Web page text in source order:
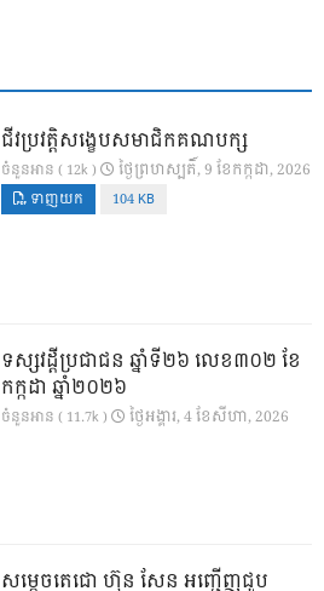
ជីវប្រវត្តិសង្ខេបសមាជិកគណបក្ស
ចំនួនអាន ( 12k ) ថ្ងៃ​ព្រហស្បតិ៍, 9 ខែ​កក្កដា, 2026
ទាញយក 104 KB
ទស្សវដ្តីប្រជាជន ឆ្នាំទី២៦ លេខ៣០២ ខែ
កក្កដា ឆ្នាំ២០២៦
ចំនួនអាន ( 11.7k ) ថ្ងៃ​អង្គារ, 4 ខែ​សីហា, 2026
សម្តេចតេជោ ហ៊ុន សែន អញ្ជើញជួប